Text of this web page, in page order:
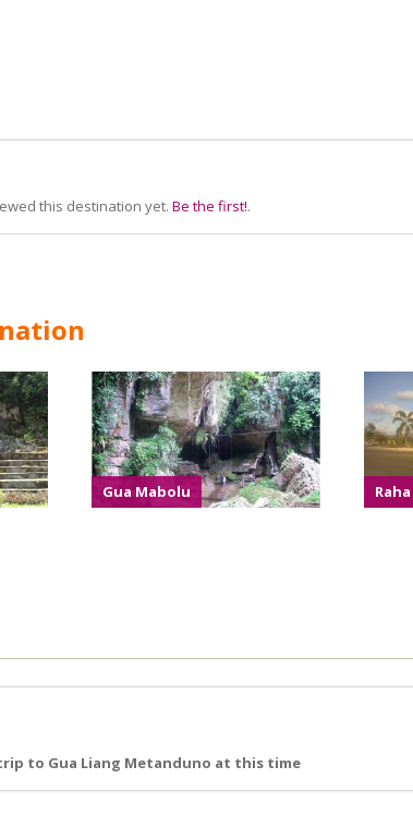
this destination yet. Be the first!.
Gua Mabolu Raha
to Gua Liang Metanduno at this time